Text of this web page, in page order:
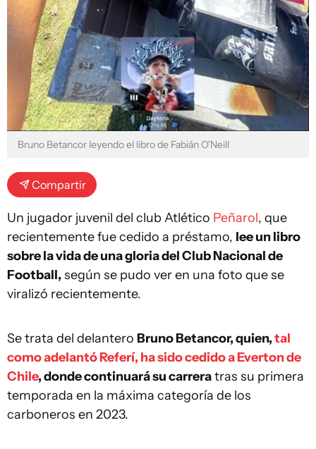
Bruno Betancor leyendo el libro de Fabián O'Neill
Compartir
Un jugador juvenil del club Atlético Peñarol, que
recientemente fue cedido a préstamo, lee un libro
sobre la vida de una gloria del Club Nacional de
Football, según se pudo ver en una foto que se
viralizó recientemente.
Se trata del delantero Bruno Betancor, quien,tal
como adelantó Referí, ha sido cedido a Everton de
Chile, donde continuará su carreratras su primera
temporada en la máxima categoría de los
carboneros en 2023.